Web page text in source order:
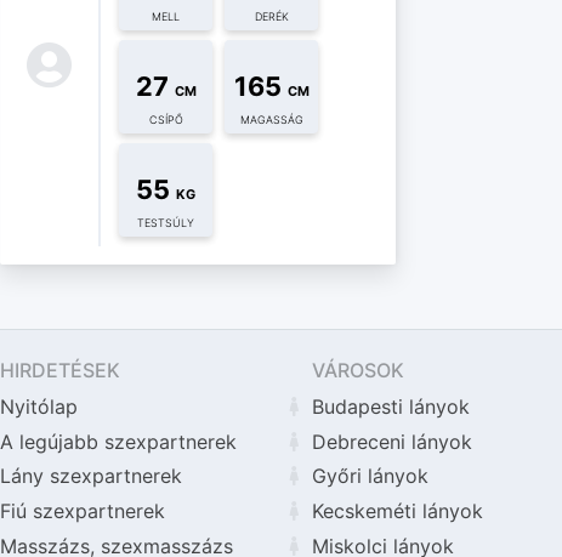
MELL DERÉK
27 CM
CSÍPŐ
165 CM
MAGASSÁG
55KG
TESTSÚLY
HIRDETÉSEK
Nyitólap
A legújabb szexpartnerek
Lány szexpartnerek
Fiú szexpartnerek
Masszázs, szexmasszázs
VÁROSOK
Budapesti lányok
Debreceni lányok
Győri lányok
Kecskeméti lányok
Miskolci lányok